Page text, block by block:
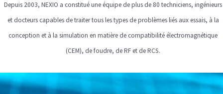
Depuis 2003, NEXIO a constitué une équipe de plus de 80 techniciens, ingénieurs
et docteurs capables de traiter tous les types de problèmes liés aux essais, à la
conception et à la simulation en matière de compatibilité électromagnétique
(CEM), de foudre, de RF et de RCS.